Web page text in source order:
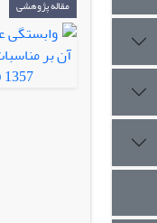
مقاله پژوهشی